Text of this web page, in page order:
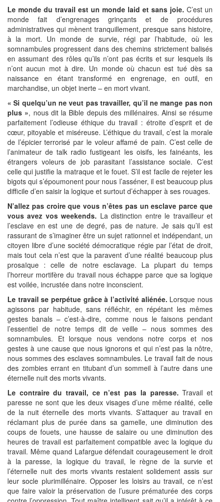
Le monde du travail est un monde laid et sans joie. C’est un
monde fait d’engrenages grinçants et de procédures
administratives qui mènent tranquillement, presque sans histoire,
à la mort. Un monde de survie, régi par l’habitude, où les
somnambules progressent dans des chemins strictement balisés
en assumant des rôles qu’ils n’ont pas écrits et sur lesquels ils
n’ont aucun mot à dire. Un monde où chacun est tué dès sa
naissance en étant transformé en engrenage, en outil, en
marchandise, un objet inerte – en mort vivant.
« Si quelqu’un ne veut pas travailler, qu’il ne mange pas non
plus », nous dit la Bible depuis des millénaires. Ainsi se résume
parfaitement l’odieuse éthique du travail : étroite d’esprit et de
cœur, pitoyable et miséreuse. L’éthique du travail, c’est la morale
de l’épicier terrorisé par le voleur affamé de pain. C’est celle de
l’animateur de talk radio fustigeant les oisifs, les fainéants, les
étrangers voleurs de job parasitant l’assistance sociale. C’est
celle qui justifie la matraque et le fouet. S’il est facile de rejeter les
bigots qui s’époumonent pour nous l’asséner, il est beaucoup plus
difficile d’en saisir la logique et surtout d’échapper à ses rouages.
N’allez pas croire que vous n’êtes pas un esclave parce que
vous avez vos weekends. La distinction entre le travailleur et
l’esclave en est une de degré, pas de nature. Je sais qu’il est
rassurant de s’imaginer être un sujet rationnel et indépendant, un
citoyen libre d’une société démocratique régie par l’état de droit,
mais tout cela n’est que la paravent d’une réalité beaucoup plus
prosaïque : celle de notre esclavage. La plupart du temps
l’horreur mortifère du travail nous échappe parce que sa logique
est voilée, incrustée dans notre inconscient.
Le travail se perpétue grâce à l’activité aliénée. Lorsque nous
agissons par habitude, sans réfléchir, en répétant les mêmes
gestes banals – c’est-à-dire, comme nous le faisons pendant
l’essentiel de notre temps dit de veille – nous sommes des
somnambules. Et lorsque nous vendons notre corps et nos
gestes à une cause que nous ignorons et qui n’est pas la nôtre,
nous sommes des esclaves somnambules. Le travail fait de nous
des zombies errant en titubant d’un sommeil à l’autre dans une
éternelle nuit des morts vivants.
Le contraire du travail, ce n’est pas la paresse. Travail et
paresse ne sont que les deux visages d’une même réalité, celle
de la nuit éternelle des morts vivants. S’attaquer au travail en
réclamant plus de purée dans sa gamelle, une diminution des
coups de fouets, une hausse de salaire ou une diminution des
heures de travail est parfaitement compatible avec la logique du
travail. Même quand Lafargue défendait courageusement le droit
à la paresse, la logique du travail, le règne de la survie et
l’éternelle nuit des morts vivants restaient solidement assis sur
leur socle plurimillénaire. Opposer les loisirs au travail, ce n’est
que faire valoir la préservation de l’usure prématurée des corps